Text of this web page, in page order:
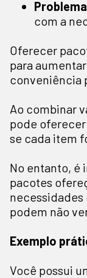
com a
Oferecer
para
conveniência
Ao combinar
pode
se cada item
No entanto, é
pacotes
podem não
Exemplo
Você possui